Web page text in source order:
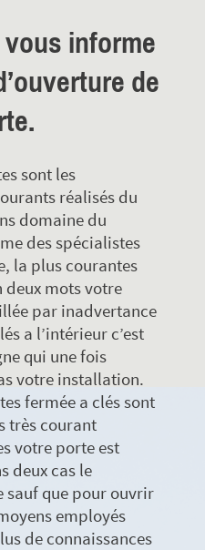
informe
de
sont les
réalisés du
domaine du
des spécialistes
la plus courantes
deux mots votre
par inadvertance
a l’intérieur c’est
qui une fois
votre installation.
fermée a clés sont
très courant
votre porte est
deux cas le
sauf que pour ouvrir
employés
de connaissances